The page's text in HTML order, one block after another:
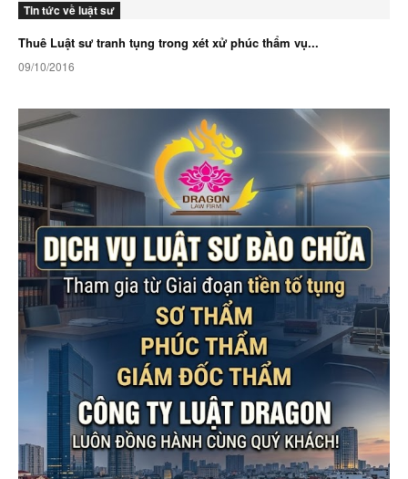
Tin tức về luật sư
Thuê Luật sư tranh tụng trong xét xử phúc thẩm vụ...
09/10/2016